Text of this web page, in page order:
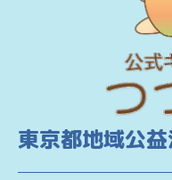
東京都地域公